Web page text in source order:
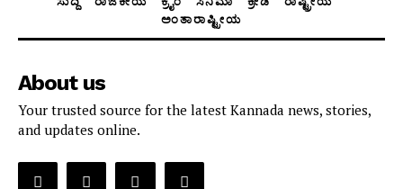
ಅಂತಾರಾಷ್ಟ್ರೀಯ
About us
Your trusted source for the latest Kannada news, stories,
and updates online.